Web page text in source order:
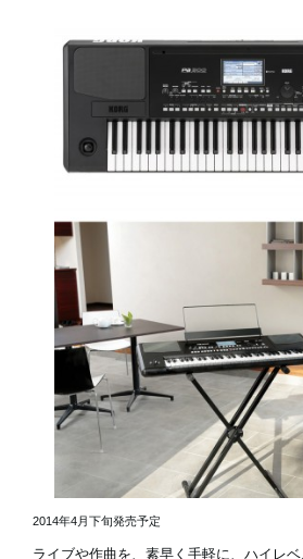
2014年4月下旬発売予定
ライブや作曲を、素早く手軽に、ハイレベ